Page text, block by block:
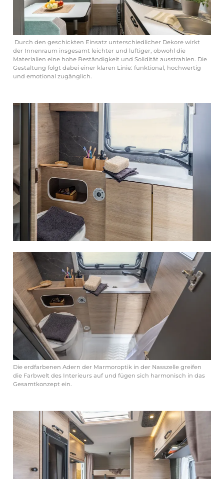
Durch den geschickten Einsatz unterschiedlicher Dekore wirkt
der Innenraum insgesamt leichter und luftiger, obwohl die
Materialien eine hohe Beständigkeit und Solidität ausstrahlen. Die
Gestaltung folgt dabei einer klaren Linie: funktional, hochwertig
und emotional zugänglich.
Die erdfarbenen Adern der Marmoroptik in der Nasszelle greifen
die Farbwelt des Interieurs auf und fügen sich harmonisch in das
Gesamtkonzept ein.